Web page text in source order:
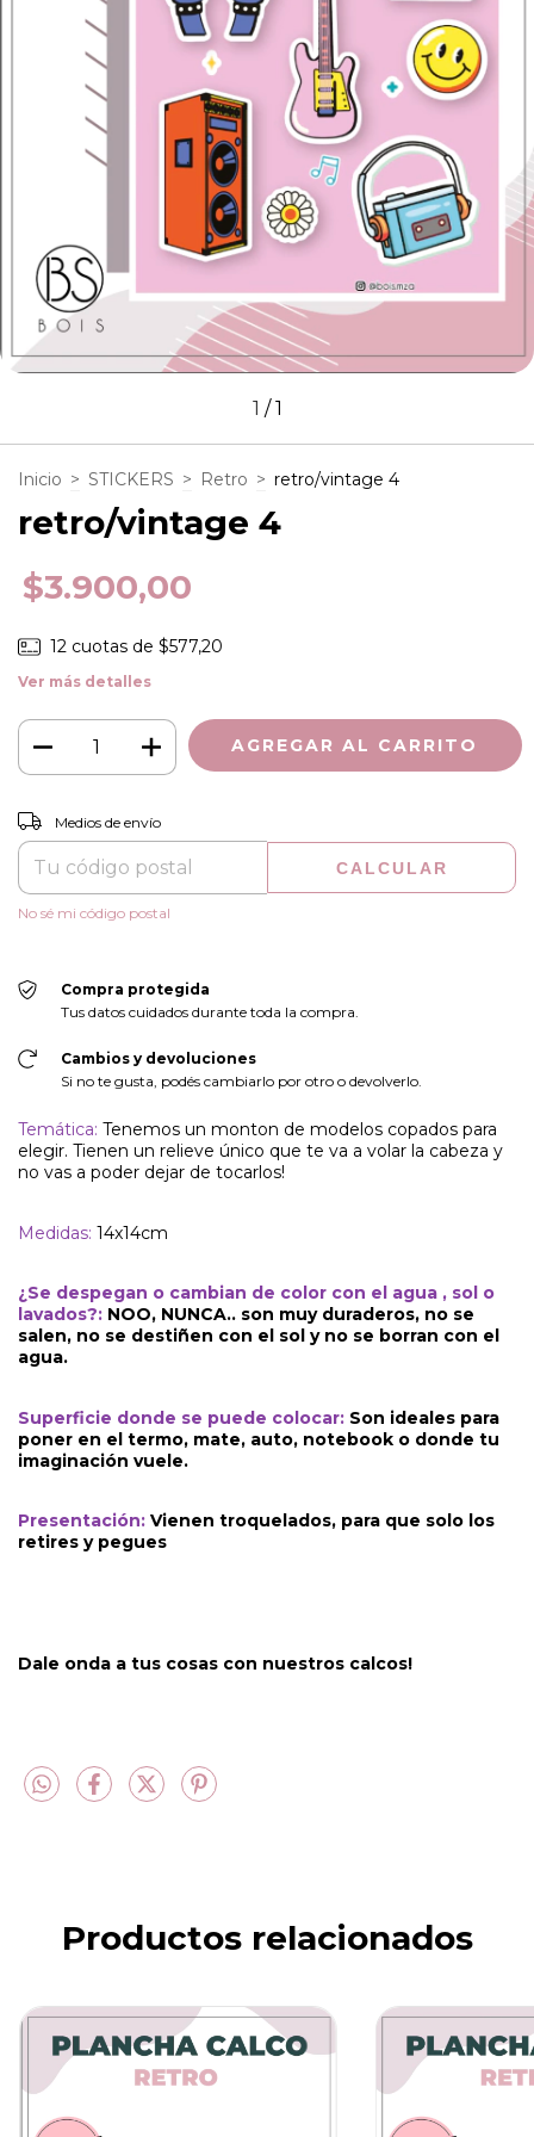
1 /1
Inicio > STICKERS > Retro > retro/vintage 4
retro/vintage 4
$3.900,00
12 cuotas de $577,20
Ver más detalles
Entregas para el CP:
Medios de envío
CALCULAR
No sé mi código postal
Compra protegida
Tus datos cuidados durante toda la compra.
Cambios y devoluciones
Si no te gusta, podés cambiarlo por otro o devolverlo.
Temática: Tenemos un monton de modelos copados para
elegir. Tienen un relieve único que te va a volar la cabeza y
no vas a poder dejar de tocarlos!
Medidas: 14x14cm
¿Se despegan o cambian de color con el agua , sol o
lavados?: NOO, NUNCA.. son muy duraderos, no se
salen, no se destiñen con el sol y no se borran con el
agua.
Superficie donde se puede colocar: Son ideales para
poner en el termo, mate, auto, notebook o donde tu
imaginación vuele.
Presentación: Vienen troquelados, para que solo los
retires y pegues
Dale onda a tus cosas con nuestros calcos!
Productos relacionados